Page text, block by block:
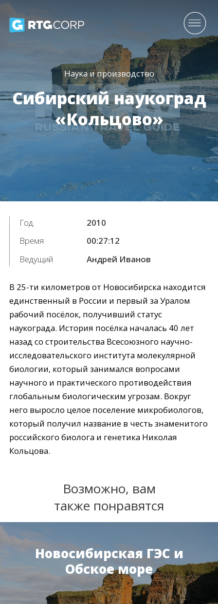
Наука и производство
Сибирский наукоград
«Кольцово»
Год
2010
Время
00:27:12
Ведущий
Андрей Иванов
В 25-ти километров от Новосибирска находится
единственный в России и первый за Уралом
рабочий посёлок, получивший статус
наукограда. История посёлка началась 40 лет
назад со строительства Всесоюзного научно-
исследовательского института молекулярной
биологии, который занимался вопросами
научного и практического противодействия
глобальным биологическим угрозам. Вокруг
него выросло целое поселение микробиологов,
который получил название в честь знаменитого
российского биолога и генетика Николая
Кольцова.
Возможно, вам
также понравятся
Новосибирская ГЭС и
Обское море